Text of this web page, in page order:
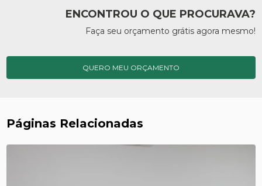
ENCONTROU O QUE PROCURAVA?
Faça seu orçamento grátis agora mesmo!
QUERO MEU ORÇAMENTO
Páginas Relacionadas